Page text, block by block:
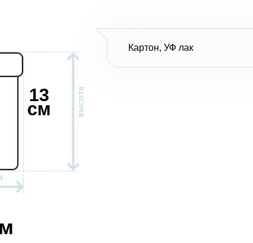
13
см
Картон, УФ лак